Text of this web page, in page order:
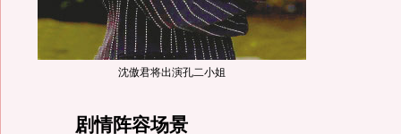
沈傲君将出演孔二小姐
剧情阵容场景